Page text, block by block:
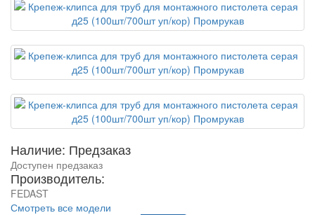
Наличие: Предзаказ
Доступен предзаказ
Производитель:
FEDAST
Смотреть все модели